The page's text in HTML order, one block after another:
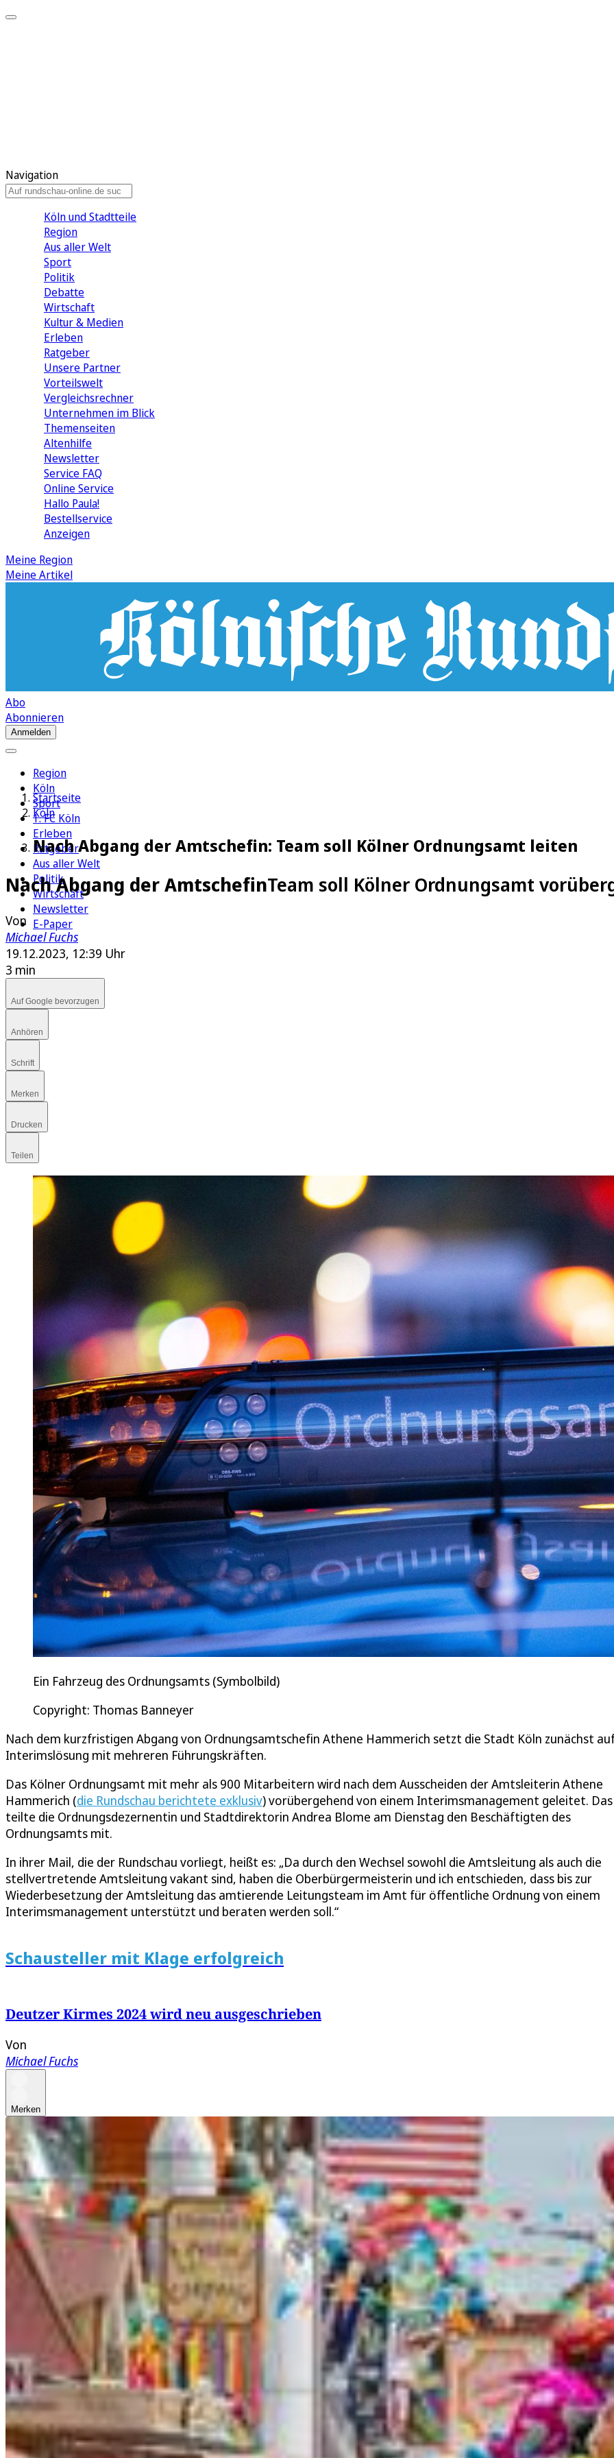
Navigation
Köln und Stadtteile
Region
Aus aller Welt
Sport
Politik
Debatte
Wirtschaft
Kultur & Medien
Erleben
Ratgeber
Unsere Partner
Vorteilswelt
Vergleichsrechner
Unternehmen im Blick
Themenseiten
Altenhilfe
Newsletter
Service FAQ
Online Service
Hallo Paula!
Bestellservice
Anzeigen
Meine Region
Meine Artikel
Abo
Abonnieren
Anmelden
Region
Köln
Sport
1. FC Köln
Erleben
Ratgeber
Aus aller Welt
Politik
Wirtschaft
Newsletter
E-Paper
Startseite
Köln
Nach Abgang der Amtschefin: Team soll Kölner Ordnungsamt leiten
Nach Abgang der AmtschefinTeam soll Kölner Ordnungsamt
Von
Michael Fuchs
19.12.2023, 12:39 Uhr
3 min
Auf Google bevorzugen
Anhören
Schrift
Merken
Drucken
Teilen
Ein Fahrzeug des Ordnungsamts (Symbolbild)
Copyright: Thomas Banneyer
Nach dem kurzfristigen Abgang von Ordnungsamtschefin Athene Hammerich setzt die Stadt Köln zunächst
Interimslösung mit mehreren Führungskräften.
Das Kölner Ordnungsamt mit mehr als 900 Mitarbeitern wird nach dem Ausscheiden der Amtsleiterin Athene
Hammerich (die Rundschau berichtete exklusiv) vorübergehend von einem Interimsmanagement geleitet. Das
teilte die Ordnungsdezernentin und Stadtdirektorin Andrea Blome am Dienstag den Beschäftigten des
Ordnungsamts mit.
In ihrer Mail, die der Rundschau vorliegt, heißt es: „Da durch den Wechsel sowohl die Amtsleitung als auch die
stellvertretende Amtsleitung vakant sind, haben die Oberbürgermeisterin und ich entschieden, dass bis zur
Wiederbesetzung der Amtsleitung das amtierende Leitungsteam im Amt für öffentliche Ordnung von einem
Interimsmanagement unterstützt und beraten werden soll.“
Schausteller mit Klage erfolgreich
Deutzer Kirmes 2024 wird neu ausgeschrieben
Von
Michael Fuchs
Merken